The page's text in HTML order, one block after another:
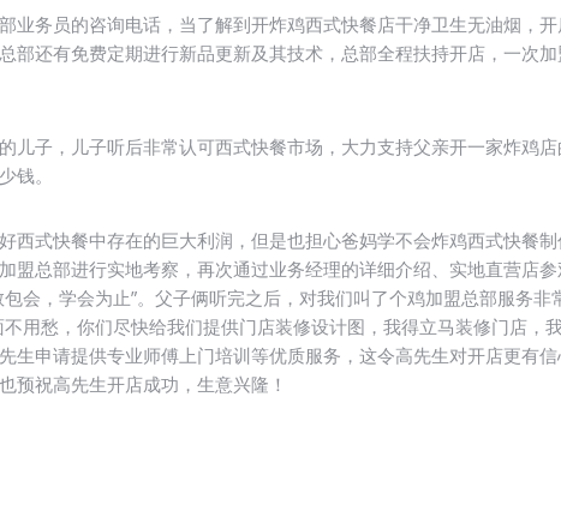
业务员的咨询电话，当了解到开炸鸡西式快餐店干净卫生无油烟，
部还有免费定期进行新品更新及其技术，总部全程扶持开店，一次
儿子，儿子听后非常认可西式快餐市场，大力支持父亲开一家炸鸡
钱。
西式快餐中存在的巨大利润，但是也担心爸妈学不会炸鸡西式快餐
盟总部进行实地考察，再次通过业务经理的详细介绍、实地直营店
会，学会为止”。父子俩听完之后，对我们叫了个鸡加盟总部服务
用愁，你们尽快给我们提供门店装修设计图，我得立马装修门店，
生申请提供专业师傅上门培训等优质服务，这令高先生对开店更有
预祝高先生开店成功，生意兴隆！